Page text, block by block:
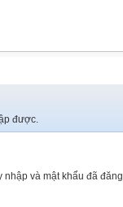
được.
nhập và mật khẩu đã đăng